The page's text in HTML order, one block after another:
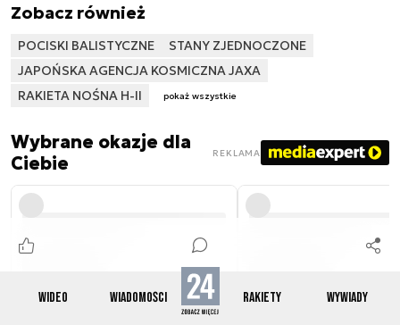
WIDEO WIADOMOŚCI RAKIETY WYWIADY
Zobacz również
POCISKI BALISTYCZNE
STANY ZJEDNOCZONE
JAPOŃSKA AGENCJA KOSMICZNA JAXA
RAKIETA NOŚNA H-II
pokaż wszystkie
Wybrane okazje dla
Ciebie
REKLAMA